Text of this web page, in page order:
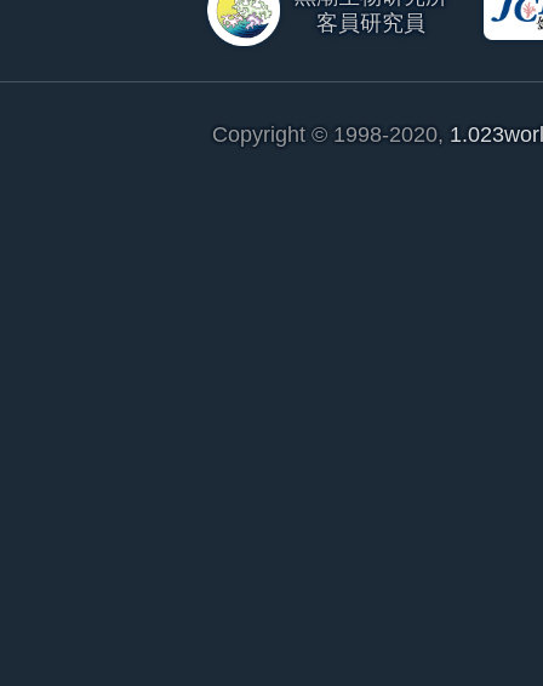
客員研究員
Copyright © 1998-2020,